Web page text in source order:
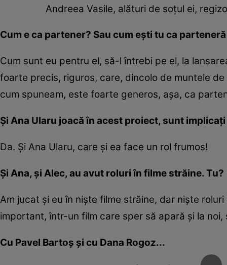
Andreea Vasile, alături de soțul ei,
Cum e ca partener? Sau cum ești tu ca
Cum sunt eu pentru el, să-l întrebi pe el, la
foarte precis, riguros, care, dincolo de muntele
cum spuneam, este foarte generos, așa, ca
Și Ana Ularu joacă în acest proiect, sunt
Da. Și Ana Ularu, care și ea face un rol frumos!
Și Ana, și Alec, au avut roluri în filme străine. Tu?
Am jucat și eu în niște filme străine, dar niște
important, într-un film care sper să apară și la
Cu Pavel Bartoș și cu Dana Rogoz...